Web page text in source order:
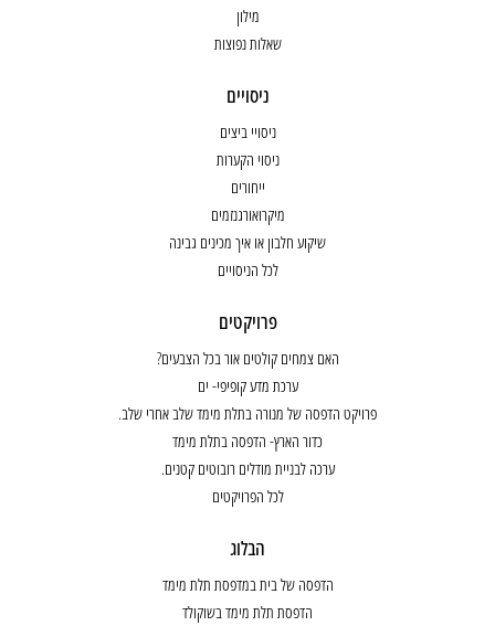
מילון
שאלות נפוצות
ניסויים
ניסויי ביצים
ניסוי הקערות
ייחורים
מיקרואורגנזמים
שיקוע חלבון או איך מכינים גבינה
לכל הניסויים
פרויקטים
האם צמחים קולטים אור בכל הצבעים?
ערכת מדע קופיפי- ים
פרויקט הדפסה של מנורה בתלת מימד שלב אחרי שלב.
כדור הארץ- הדפסה בתלת מימד
ערכה לבניית מודלים רובוטים קטנים.
לכל הפרויקטים
הבלוג
הדפסה של בית במדפסת תלת מימד
הדפסת תלת מימד בשוקולד